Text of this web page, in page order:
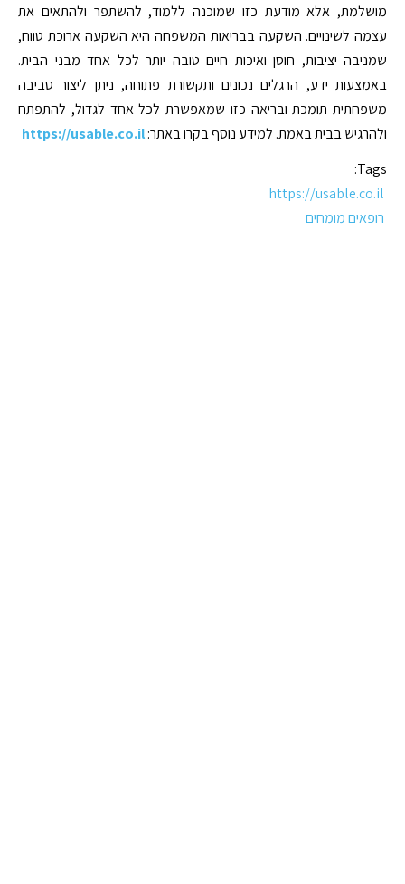
מושלמת, אלא מודעת כזו שמוכנה ללמוד, להשתפר ולהתאים את
עצמה לשינויים. השקעה בבריאות המשפחה היא השקעה ארוכת טווח,
שמניבה יציבות, חוסן ואיכות חיים טובה יותר לכל אחד מבני הבית.
באמצעות ידע, הרגלים נכונים ותקשורת פתוחה, ניתן ליצור סביבה
משפחתית תומכת ובריאה כזו שמאפשרת לכל אחד לגדול, להתפתח
ולהרגיש בבית באמת. למידע נוסף בקרו באתר:https://usable.co.il
Tags:
https://usable.co.il
רופאים מומחים